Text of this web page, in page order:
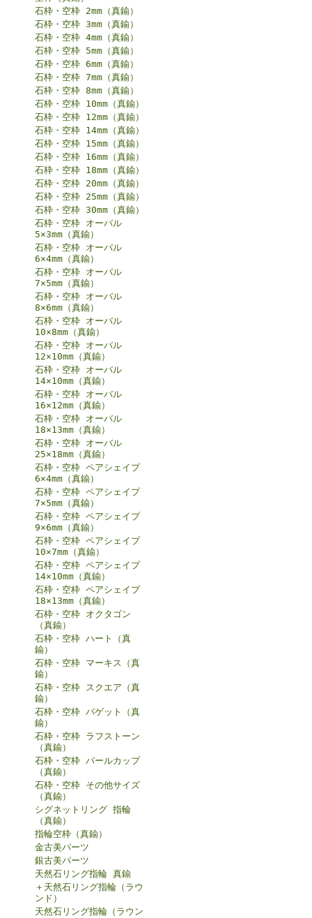
石枠・空枠 2mm（真鍮）
石枠・空枠 3mm（真鍮）
石枠・空枠 4mm（真鍮）
石枠・空枠 5mm（真鍮）
石枠・空枠 6mm（真鍮）
石枠・空枠 7mm（真鍮）
石枠・空枠 8mm（真鍮）
石枠・空枠 10mm（真鍮）
石枠・空枠 12mm（真鍮）
石枠・空枠 14mm（真鍮）
石枠・空枠 15mm（真鍮）
石枠・空枠 16mm（真鍮）
石枠・空枠 18mm（真鍮）
石枠・空枠 20mm（真鍮）
石枠・空枠 25mm（真鍮）
石枠・空枠 30mm（真鍮）
石枠・空枠 オーバル
5×3mm（真鍮）
石枠・空枠 オーバル
6×4mm（真鍮）
石枠・空枠 オーバル
7×5mm（真鍮）
石枠・空枠 オーバル
8×6mm（真鍮）
石枠・空枠 オーバル
10×8mm（真鍮）
石枠・空枠 オーバル
12×10mm（真鍮）
石枠・空枠 オーバル
14×10mm（真鍮）
石枠・空枠 オーバル
16×12mm（真鍮）
石枠・空枠 オーバル
18×13mm（真鍮）
石枠・空枠 オーバル
25×18mm（真鍮）
石枠・空枠 ペアシェイプ
6×4mm（真鍮）
石枠・空枠 ペアシェイプ
7×5mm（真鍮）
石枠・空枠 ペアシェイプ
9×6mm（真鍮）
石枠・空枠 ペアシェイプ
10×7mm（真鍮）
石枠・空枠 ペアシェイプ
14×10mm（真鍮）
石枠・空枠 ペアシェイプ
18×13mm（真鍮）
石枠・空枠 オクタゴン
（真鍮）
石枠・空枠 ハート（真
鍮）
石枠・空枠 マーキス（真
鍮）
石枠・空枠 スクエア（真
鍮）
石枠・空枠 バゲット（真
鍮）
石枠・空枠 ラフストーン
（真鍮）
石枠・空枠 パールカップ
（真鍮）
石枠・空枠 その他サイズ
（真鍮）
シグネットリング 指輪
（真鍮）
指輪空枠（真鍮）
金古美パーツ
銀古美パーツ
天然石リング指輪 真鍮
＋天然石リング指輪（ラウ
ンド）
天然石リング指輪（ラウン